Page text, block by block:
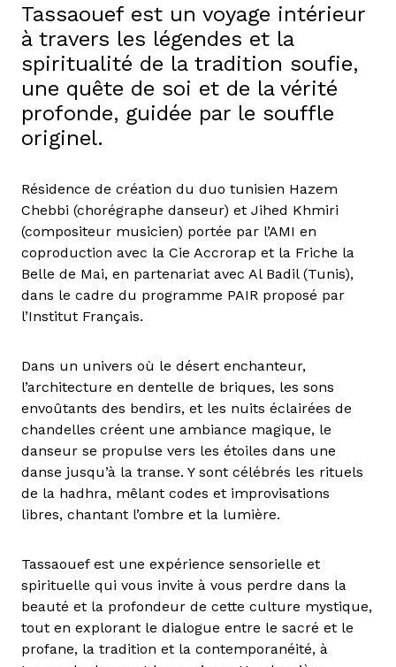
Tassaouef est un voyage intérieur
à travers les légendes et la
spiritualité de la tradition soufie,
une quête de soi et de la vérité
profonde, guidée par le souffle
originel.
Résidence de création du duo tunisien Hazem
Chebbi (chorégraphe danseur) et Jihed Khmiri
(compositeur musicien) portée par l’AMI en
coproduction avec la Cie Accrorap et la Friche la
Belle de Mai, en partenariat avec Al Badil (Tunis),
dans le cadre du programme PAIR proposé par
l’Institut Français.
Dans un univers où le désert enchanteur,
l’architecture en dentelle de briques, les sons
envoûtants des bendirs, et les nuits éclairées de
chandelles créent une ambiance magique, le
danseur se propulse vers les étoiles dans une
danse jusqu’à la transe. Y sont célébrés les rituels
de la hadhra, mêlant codes et improvisations
libres, chantant l’ombre et la lumière.
Tassaouef est une expérience sensorielle et
spirituelle qui vous invite à vous perdre dans la
beauté et la profondeur de cette culture mystique,
tout en explorant le dialogue entre le sacré et le
profane, la tradition et la contemporanéité, à